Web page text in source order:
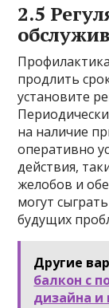
2.5
продлить
установите
на наличие
оперативно
действия,
желобов и
могут
будущих
Другие
балкон с
дизайна и